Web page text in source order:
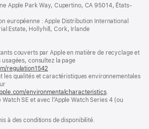
Apple Park Way, Cupertino, CA 95014, États-
européenne : Apple Distribution International
Estate, Hollyhill, Cork, Irlande
couverts par Apple en matière de recyclage et
consultez la page
regulation1542
dans
nouvelle
fenêtre)
les qualités et caractéristiques environnementales
environmentalcharacteristics.
Watch SE et avec l’Apple Watch Series 4 (ou
à des conditions de disponibilité.